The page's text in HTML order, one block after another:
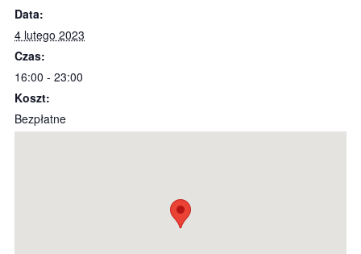
Data:
4 lutego 2023
Czas:
16:00 - 23:00
Koszt:
Bezpłatne